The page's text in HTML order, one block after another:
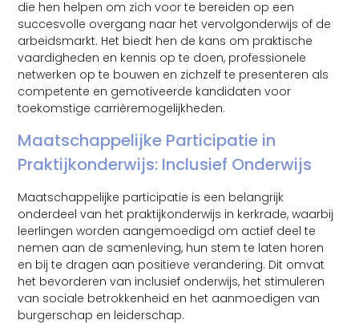
die hen helpen om zich voor te bereiden op een
succesvolle overgang naar het vervolgonderwijs of de
arbeidsmarkt. Het biedt hen de kans om praktische
vaardigheden en kennis op te doen, professionele
netwerken op te bouwen en zichzelf te presenteren als
competente en gemotiveerde kandidaten voor
toekomstige carrièremogelijkheden.
Maatschappelijke Participatie in
Praktijkonderwijs: Inclusief Onderwijs
Maatschappelijke participatie is een belangrijk
onderdeel van het praktijkonderwijs in kerkrade, waarbij
leerlingen worden aangemoedigd om actief deel te
nemen aan de samenleving, hun stem te laten horen
en bij te dragen aan positieve verandering. Dit omvat
het bevorderen van inclusief onderwijs, het stimuleren
van sociale betrokkenheid en het aanmoedigen van
burgerschap en leiderschap.